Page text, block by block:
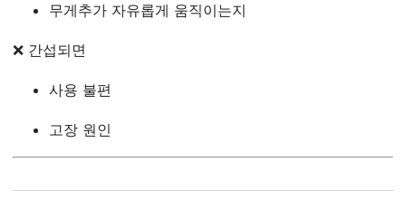
무게추가 자유롭게 움직이는지
❌ 간섭되면
사용 불편
고장 원인